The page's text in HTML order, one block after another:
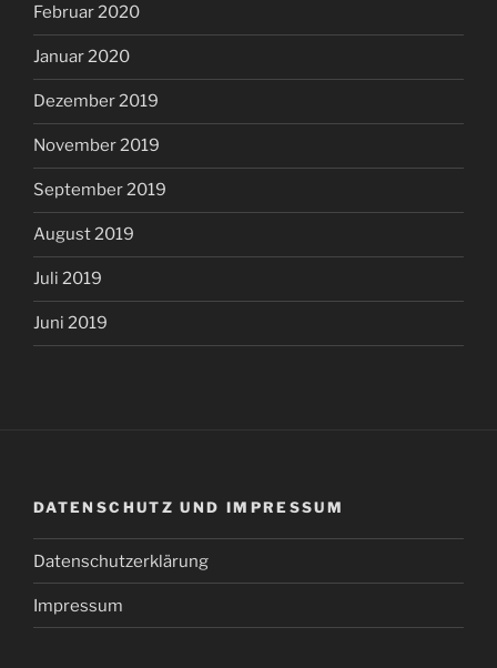
Februar 2020
Januar 2020
Dezember 2019
November 2019
September 2019
August 2019
Juli 2019
Juni 2019
DATENSCHUTZ UND IMPRESSUM
Datenschutzerklärung
Impressum